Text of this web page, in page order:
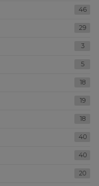
46
29
3
5
18
19
18
40
40
20